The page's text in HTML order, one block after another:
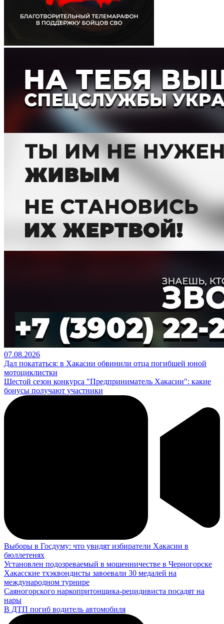
07.08.2026
Дал покататься: в Хакасии обвинили отца погибшей юной
мотоциклистки
Шестой сезон конкурса "Предприниматель Хакасии": какие
бонусы получают участники
Выборы в Госдуму: что увидят избиратели Хакасии в
бюллетенях
Установлен подозреваемый в мошенничестве в Черногорске
Хакасские тхэквондисты завоевали 30 медалей на
международном турнире
Саяногорского наркопритонщика-рецидивиста посадят на
нары
В ДТП погиб водитель автомобиля